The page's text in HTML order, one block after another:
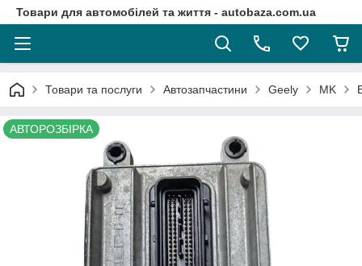
Товари для автомобілей та життя - autobaza.com.ua
Товари та послуги Автозапчастини Geely MK
АВТОРОЗБІРКА